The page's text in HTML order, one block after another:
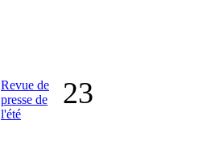
Revue de
presse de
l'été
23